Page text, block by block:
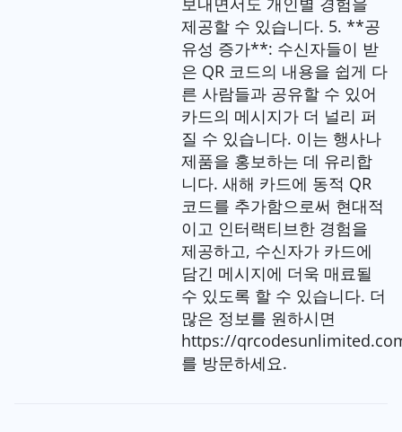
제공할 수 있습니다. 5. **공
유성 증가**: 수신자들이 받
은 QR 코드의 내용을 쉽게 다
른 사람들과 공유할 수 있어
카드의 메시지가 더 널리 퍼
질 수 있습니다. 이는 행사나
제품을 홍보하는 데 유리합
니다. 새해 카드에 동적 QR
코드를 추가함으로써 현대적
이고 인터랙티브한 경험을
제공하고, 수신자가 카드에
담긴 메시지에 더욱 매료될
수 있도록 할 수 있습니다. 더
많은 정보를 원하시면
https://
를 방문하세요.